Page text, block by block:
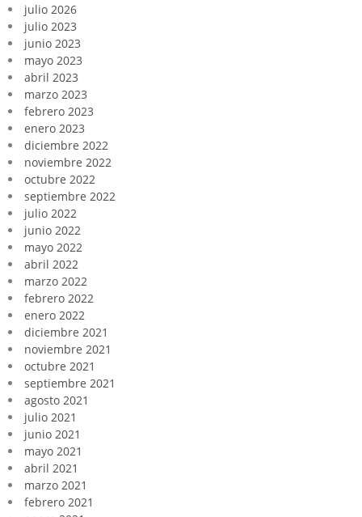
julio 2026
julio 2023
junio 2023
mayo 2023
abril 2023
marzo 2023
febrero 2023
enero 2023
diciembre 2022
noviembre 2022
octubre 2022
septiembre 2022
julio 2022
junio 2022
mayo 2022
abril 2022
marzo 2022
febrero 2022
enero 2022
diciembre 2021
noviembre 2021
octubre 2021
septiembre 2021
agosto 2021
julio 2021
junio 2021
mayo 2021
abril 2021
marzo 2021
febrero 2021